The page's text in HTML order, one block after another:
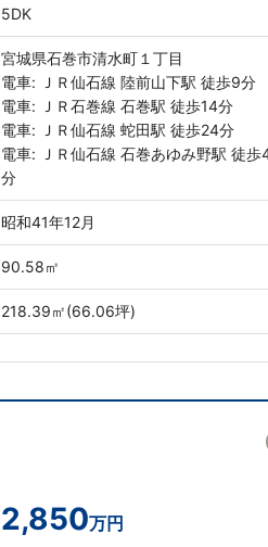
5DK
宮城県石巻市清水町１丁目
電車: ＪＲ仙石線 陸前山下駅 徒歩9分
電車: ＪＲ石巻線 石巻駅 徒歩14分
電車: ＪＲ仙石線 蛇田駅 徒歩24分
電車: ＪＲ仙石線 石巻あゆみ野駅 徒歩
分
昭和41年12月
90.58㎡
218.39㎡(66.06坪)
2,850万円